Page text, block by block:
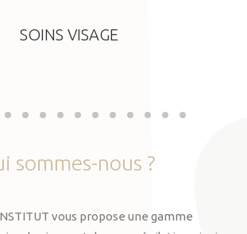
SOINS VISAGE
sommes-nous ?
vous propose une gamme